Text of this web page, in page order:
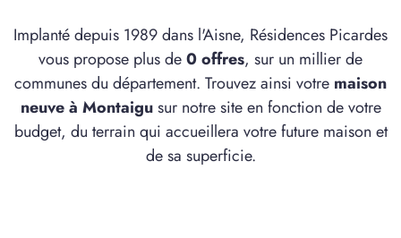
Implanté depuis 1989 dans l'Aisne, Résidences Picardes
vous propose plus de0 offres, sur un millier de
communes du département. Trouvez ainsi votre maison
neuve à Montaigusur notre site en fonction de votre
budget, du terrain qui accueillera votre future maison et
de sa superficie.